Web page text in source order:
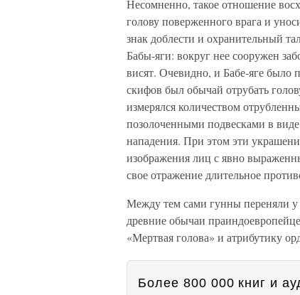
Несомненно, такое отношение
голову поверженного врага и
знак доблести и охранительный
Бабы-яги: вокруг нее сооружен
висят. Очевидно, и Бабе-яге было
скифов был обычай отрубать
измерялся количеством
позолоченными подвесками в
нападения. При этом эти
изображения лиц с явно
свое отражение длительное
Между тем сами гунны переняли
древние обычаи
«Мертвая голова» и атрибутику
Более 800 000 книг и